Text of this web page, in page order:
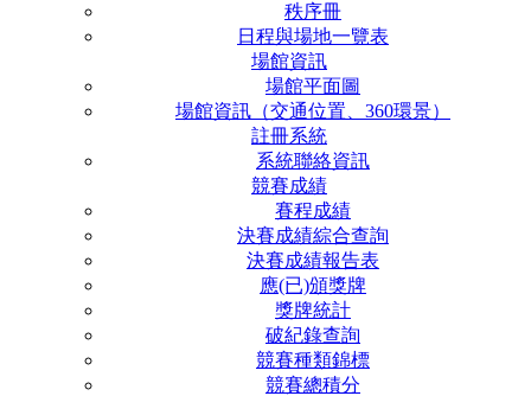
秩序冊
日程與場地一覽表
場館資訊
場館平面圖
場館資訊（交通位置、360環景）
註冊系統
系統聯絡資訊
競賽成績
賽程成績
決賽成績綜合查詢
決賽成績報告表
應(已)頒獎牌
獎牌統計
破紀錄查詢
競賽種類錦標
競賽總積分